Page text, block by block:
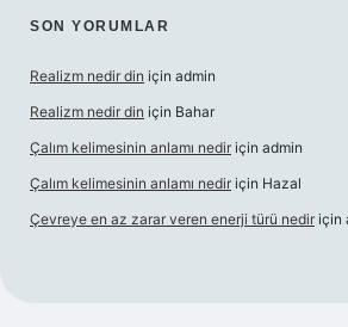
SON YORUMLAR
Realizm nedir din için admin
Realizm nedir din için Bahar
Çalım kelimesinin anlamı nedir için admin
Çalım kelimesinin anlamı nedir için Hazal
Çevreye en az zarar veren enerji türü nedir için